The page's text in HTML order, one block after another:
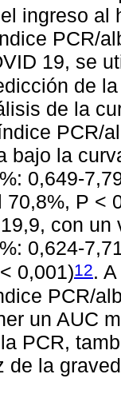
ingreso al
PCR/
19, se
de
de la
PCR/
bajo la
0,649-
P <
con
0,624-
0,001)12.
PCR/
un AUC
PCR,
de la